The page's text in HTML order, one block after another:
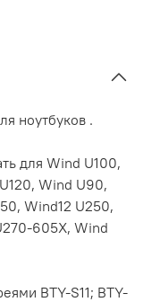
ноутбуков .
для Wind U100,
Wind U90,
Wind12 U250,
605X, Wind
BTY-S11; BTY-